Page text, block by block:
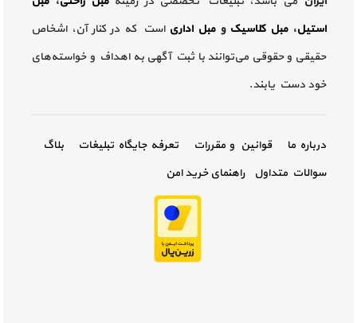
استیل،مبل کلاسیک ومبل اداری است که در کنار آن، اشخاص
حقیقی و حقوقی می‌توانند با ثبت آگهی به اهداف و خواسته‌های
خود دست یابند.
درباره ما قوانین و مقررات تعرفه جایگاه تبلیغات
بلاگ
سوالات متداول
راهنمای خرید امن